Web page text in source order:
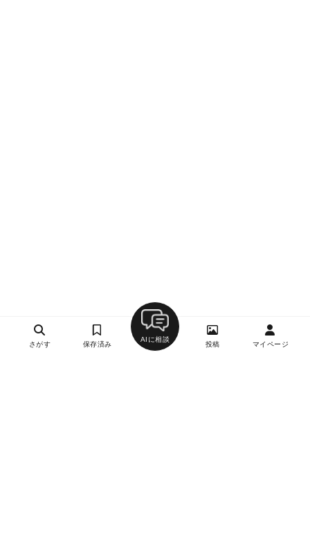
さがす 保存済み
AIに相談
投稿 マイページ